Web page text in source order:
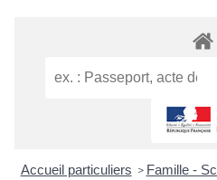
Accueil particuliers > Famille -